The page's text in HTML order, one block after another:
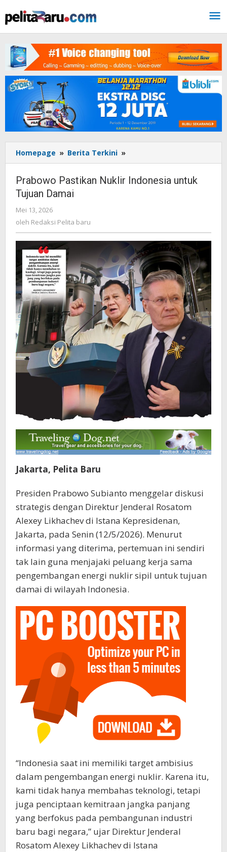
ke
konten
Homepage » Berita Terkini »
Pastikan
Nuklir
Indonesia
Prabowo Pastikan Nuklir Indonesia untuk
Tujuan Damai
Mei 13, 2026
Redaksi
baru
oleh Redaksi Pelita baru
Jakarta, Pelita Baru
Presiden Prabowo Subianto menggelar diskusi
strategis dengan Direktur Jenderal Rosatom
Alexey Likhachev di Istana Kepresidenan,
Jakarta, pada Senin (12/5/2026). Menurut
informasi yang diterima, pertemuan ini sendiri
tak lain guna menjajaki peluang kerja sama
pengembangan energi nuklir sipil untuk tujuan
damai di wilayah Indonesia.
“Indonesia saat ini memiliki target ambisius
dalam pengembangan energi nuklir. Karena itu,
kami tidak hanya membahas teknologi, tetapi
juga penciptaan kemitraan jangka panjang
yang berfokus pada pembangunan industri
baru bagi negara,” ujar Direktur Jenderal
Rosatom Alexey Likhachev di Istana